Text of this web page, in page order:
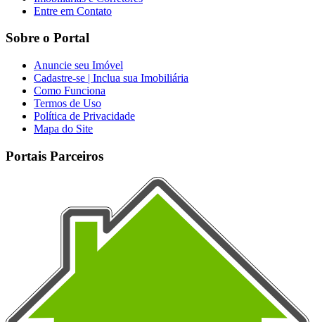
Entre em Contato
Sobre o Portal
Anuncie seu Imóvel
Cadastre-se | Inclua sua Imobiliária
Como Funciona
Termos de Uso
Política de Privacidade
Mapa do Site
Portais Parceiros